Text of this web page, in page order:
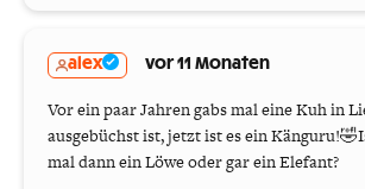
alex vor 11 Monaten
Vor ein paar Jahren gabs mal eine Kuh in
ausgebüchst ist, jetzt ist es ein
mal dann ein Löwe oder gar ein Elefant?